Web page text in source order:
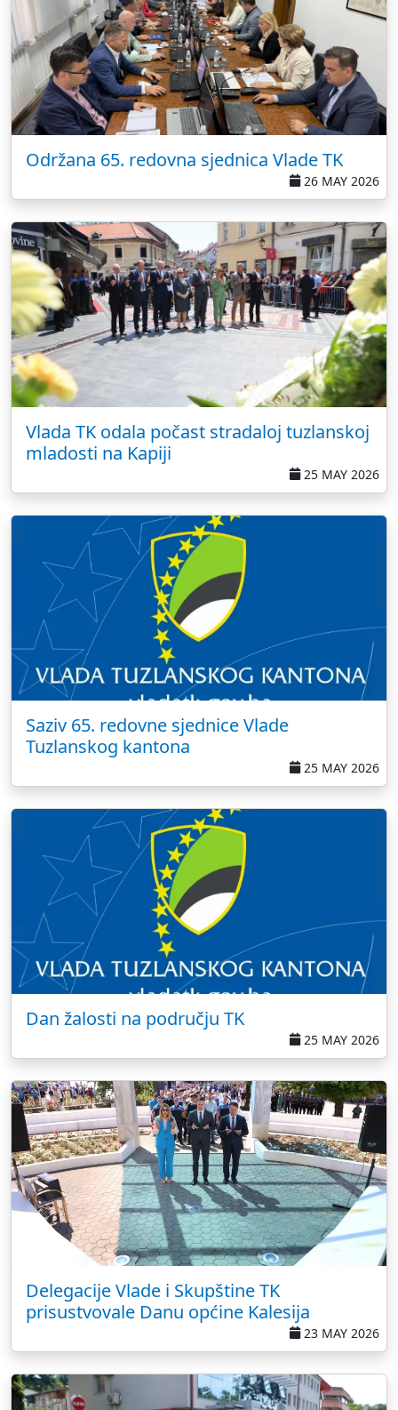
Održana 65. redovna sjednica Vlade TK
26 MAY 2026
Vlada TK odala počast stradaloj tuzlanskoj
mladosti na Kapiji
25 MAY 2026
Saziv 65. redovne sjednice Vlade
Tuzlanskog kantona
25 MAY 2026
Dan žalosti na području TK
25 MAY 2026
Delegacije Vlade i Skupštine TK
prisustvovale Danu općine Kalesija
23 MAY 2026